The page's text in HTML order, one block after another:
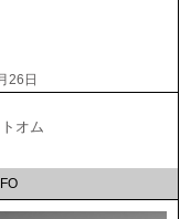
26日
オム